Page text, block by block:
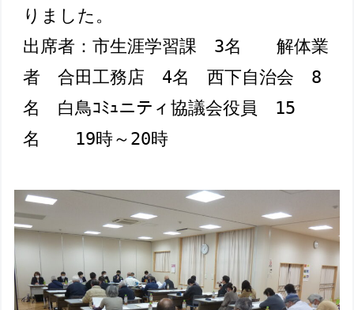
りました。
出席者：市生涯学習課　3名　　解体業
者　合田工務店　4名　西下自治会　8
名　白鳥ｺﾐｭニティ協議会役員　15
名　　19時～20時